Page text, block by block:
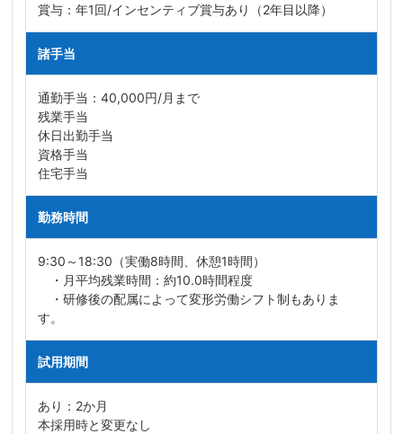
賞与：年1回/インセンティブ賞与あり（2年目以降）
諸手当
通勤手当：40,000円/月まで
残業手当
休日出勤手当
資格手当
住宅手当
勤務時間
9:30～18:30（実働8時間、休憩1時間）
・月平均残業時間：約10.0時間程度
・研修後の配属によって変形労働シフト制もありま
す。
試用期間
あり：2か月
本採用時と変更なし